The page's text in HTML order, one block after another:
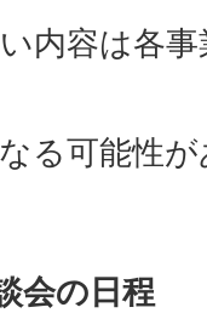
内容は各
る可能性
会の日程